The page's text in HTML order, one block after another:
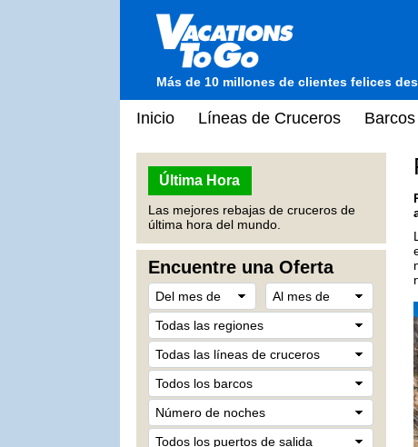
Más de 10 millones de clientes felices
Inicio Líneas de Cruceros
Última Hora
Las mejores rebajas de cruceros de
última hora del mundo.
Encuentre una Oferta